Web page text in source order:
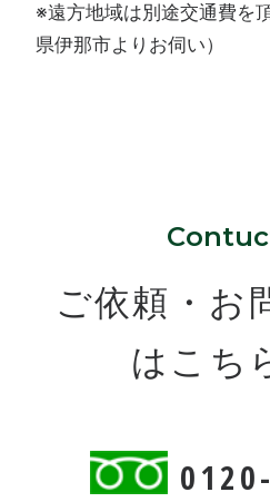
※遠方地域は別途交通費を
県伊那市よりお伺い）
ご依頼・お
はこち